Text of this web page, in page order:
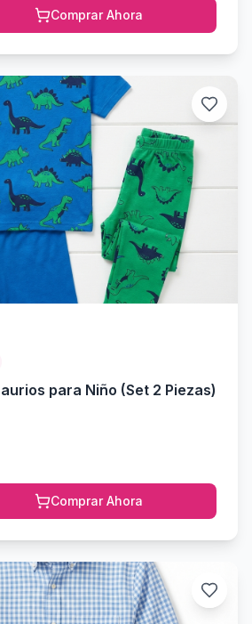
Comprar Ahora
para Niño (Set 2 Piezas)
Comprar Ahora